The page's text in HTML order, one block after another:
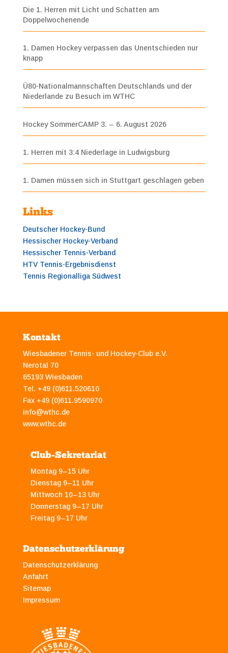
Die 1. Herren mit Licht und Schatten am
Doppelwochenende
1. Damen Hockey verpassen das Unentschieden nur
knapp
Ü80-Nationalmannschaften Deutschlands und der
Niederlande zu Besuch im WTHC
Hockey SommerCAMP 3. – 6. August 2026
1. Herren mit 3:4 Niederlage in Ludwigsburg
1. Damen müssen sich in Stuttgart geschlagen geben
Links
Deutscher Hockey-Bund
Hessischer Hockey-Verband
Hessischer Tennis-Verband
HTV Tennis-Ergebnisdienst
Tennis Regionalliga Südwest
Kontakt
Wiesbadener Tennis- und Hockey-Club e.V.
Nerotal 70
65193 Wiesbaden
Tel. +49 (0)611.520610
Fax +49 (0)611.9590970
info@wthc.de
www.wthc.de
Club-Sekretariat
Montag 9–15 Uhr
Dienstag 9–11 Uhr
Mittwoch 10–13 Uhr
Donnerstag 9–17 Uhr
Freitag 9–17 Uhr
Datenschutzerklärung
Datenschutzerklärung
Anfahrt
Sitemap
Impressum